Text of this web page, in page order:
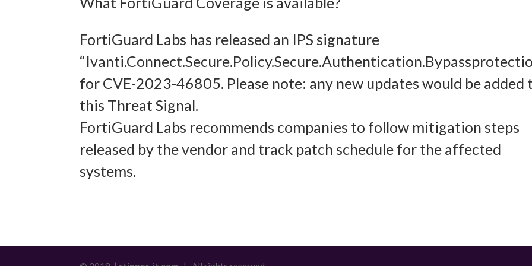
Abgleichung und Kombination von Daten aus unterschiedlichen Quellen, Verknüpfung
verschiedener Endgeräte, Identifikation von Endgeräten anhand automatisch
übermittelter Informationen.
FortiGuard Labs has released an IPS signature
for CVE-2023-46805. Please note: any new updates would be added
this Threat Signal.
FortiGuard Labs recommends companies to follow mitigation steps
released by the vendor and track patch schedule for the affected
systems.